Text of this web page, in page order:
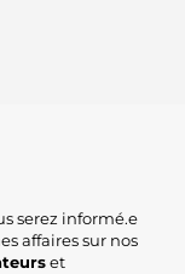
serez informé.e
affaires sur nos
et